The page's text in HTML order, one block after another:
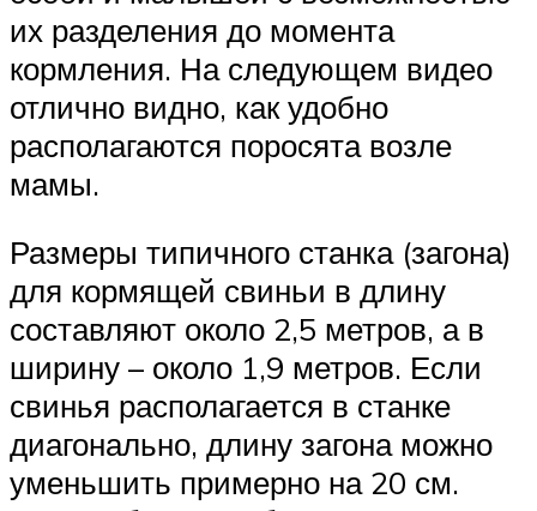
их разделения до момента
кормления. На следующем видео
отлично видно, как удобно
располагаются поросята возле
мамы.
Размеры типичного станка (загона)
для кормящей свиньи в длину
составляют около 2,5 метров, а в
ширину – около 1,9 метров. Если
свинья располагается в станке
диагонально, длину загона можно
уменьшить примерно на 20 см.